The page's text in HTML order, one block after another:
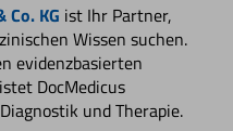
Co. KG ist Ihr Partner,
Wissen suchen.
evidenzbasierten
DocMedicus
und Therapie.